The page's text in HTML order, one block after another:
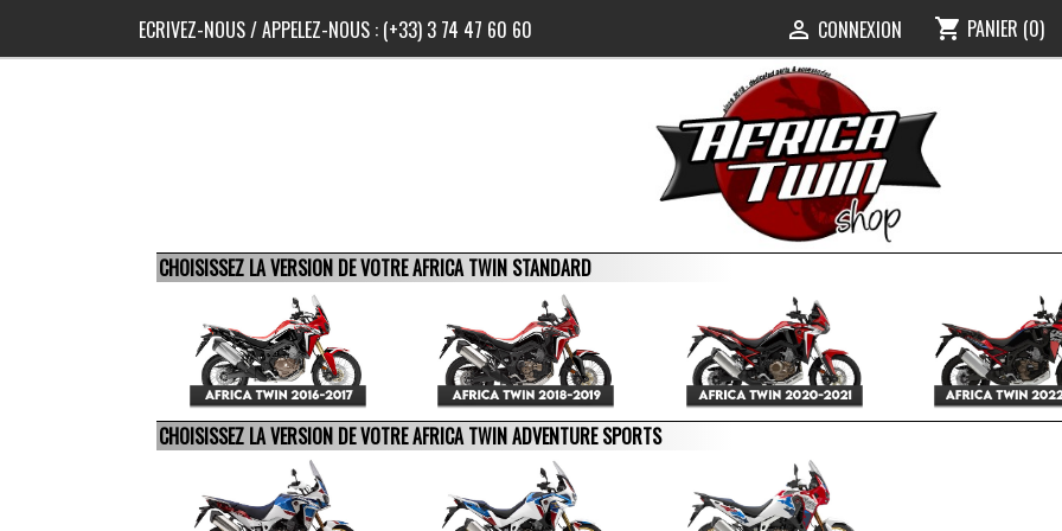
ECRIVEZ-NOUS/ APPELEZ-NOUS : (+33) 3 74 47 60 60  CONNEXION shopping_cart PANIER (0)
CHOISISSEZ LA VERSION DE VOTRE AFRICA TWIN STANDARD
CHOISISSEZ LA VERSION DE VOTRE AFRICA TWIN ADVENTURE SPORTS